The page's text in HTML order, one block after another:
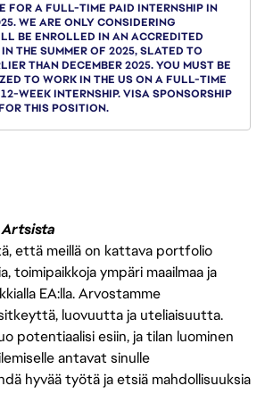
FOR A FULL-TIME PAID INTERNSHIP IN
WE ARE ONLY CONSIDERING
BE ENROLLED IN AN ACCREDITED
THE SUMMER OF 2025, SLATED TO
THAN DECEMBER 2025. YOU MUST BE
TO WORK IN THE US ON A FULL-TIME
WEEK INTERNSHIP. VISA SPONSORSHIP
THIS POSITION.
että meillä on kattava portfolio
toimipaikkoja ympäri maailmaa ja
EA:lla. Arvostamme
luovuutta ja uteliaisuutta.
potentiaalisi esiin, ja tilan luominen
antavat sinulle
hyvää työtä ja etsiä mahdollisuuksia